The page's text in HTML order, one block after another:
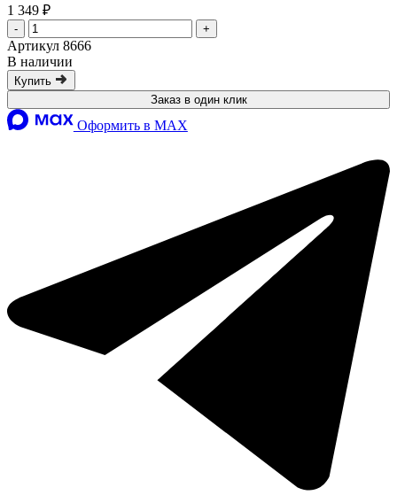
1 349 ₽
- +
Артикул 8666
В наличии
Купить
Заказ в один клик
Оформить в MAX